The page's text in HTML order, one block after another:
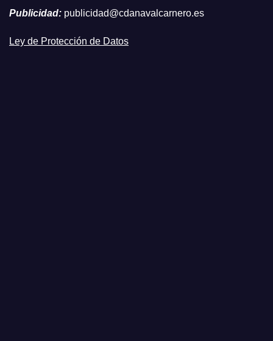
Publicidad: publicidad@cdanavalcarnero.es
Ley de Protección de Datos